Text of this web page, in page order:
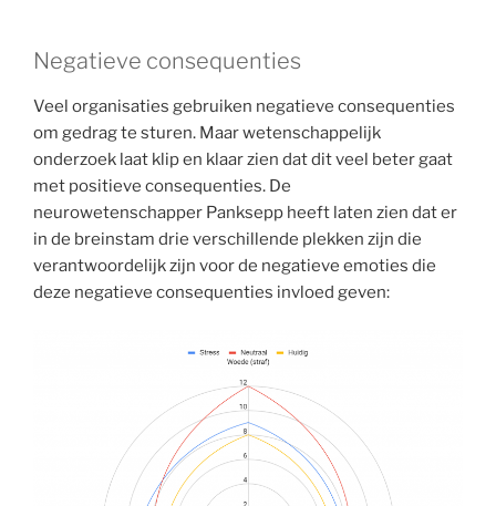
Negatieve consequenties
Veel organisaties gebruiken negatieve consequenties
om gedrag te sturen. Maar wetenschappelijk
onderzoek laat klip en klaar zien dat dit veel beter gaat
met positieve consequenties. De
neurowetenschapper Panksepp heeft laten zien dat er
in de breinstam drie verschillende plekken zijn die
verantwoordelijk zijn voor de negatieve emoties die
deze negatieve consequenties invloed geven: